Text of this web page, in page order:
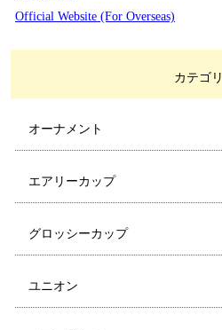
Official Website (For Overseas)
カテゴリ
オーナメント
エアリーカップ
グロッシーカップ
ユニオン